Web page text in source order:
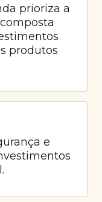
prioriza a
produtos
e